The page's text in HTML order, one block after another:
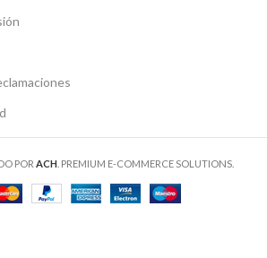
POR ACH . PREMIUM E-COMMERCE SOLUTIONS.